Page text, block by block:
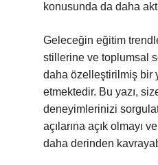
konusunda da daha
Geleceğin eğitim
stillerine ve toplumsal
daha özelleştirilmiş bir
etmektedir. Bu yazı,
deneyimlerinizi
açılarına açık olmayı
daha derinden